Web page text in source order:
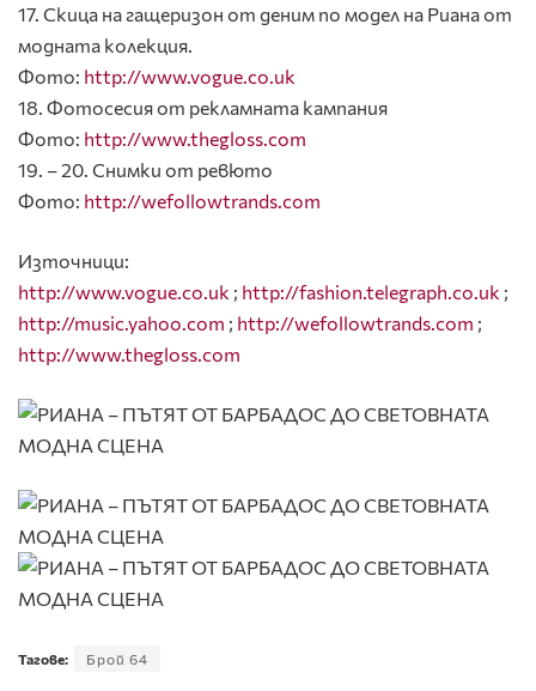
17. Скица на гащеризон от деним по модел на Риана от
модната колекция.
Фото: http://www.vogue.co.uk
18. Фотосесия от рекламната кампания
Фото: http://www.thegloss.com
19. – 20. Снимки от ревюто
Фото: http://wefollowtrands.com
Източници:
http://www.vogue.co.uk ; http://fashion.telegraph.co.uk ;
http://music.yahoo.com ; http://wefollowtrands.com ;
http://www.thegloss.com
Тагове: Брой 64